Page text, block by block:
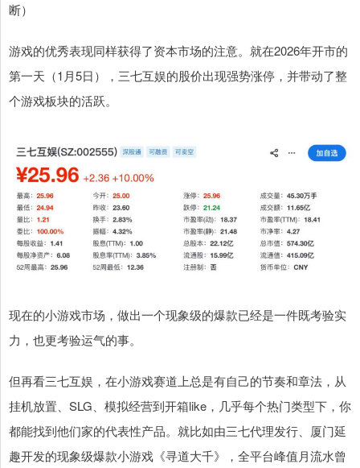
断）
游戏的优秀表现同样获得了资本市场的注意。就在2026年开市的
第一天（1月5日），三七互娱的股价出现强势涨停，并带动了整
个游戏板块的活跃。
现在的小游戏市场，做出一个现象级的爆款已经是一件既考验实
力，也更考验运气的事。
但再看三七互娱，在小游戏赛道上总是有自己的节奏和章法，从
挂机放置、SLG、模拟经营到开箱like，几乎每个热门类型下，你
都能找到他们家的代表性产品。就比如由三七代理发行、厦门延
趣开发的现象级爆款小游戏《寻道大千》，全平台峰值月流水曾